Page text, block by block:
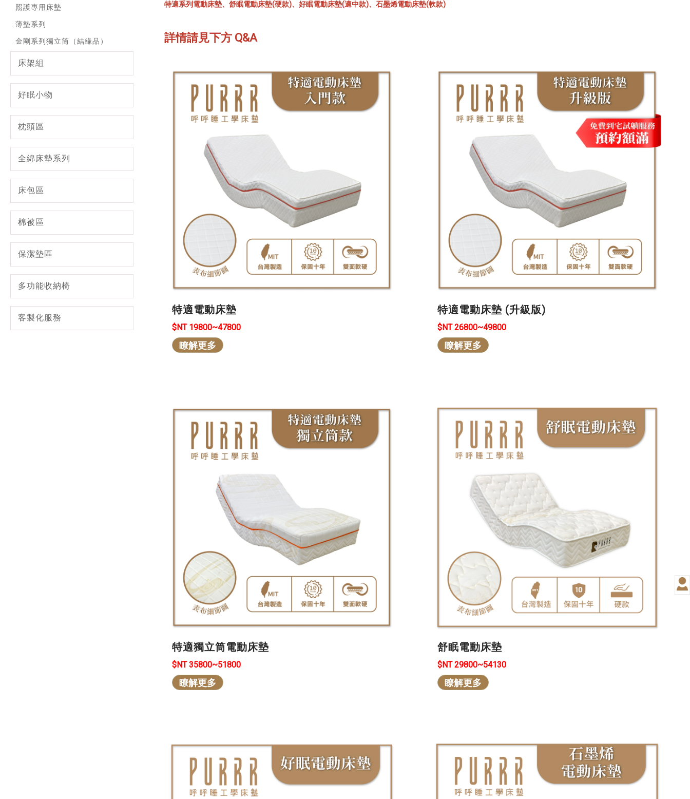
照護專用床墊
薄墊系列
金剛系列獨立筒（結緣品）
床架組
好眠小物
枕頭區
全綿床墊系列
床包區
棉被區
保潔墊區
多功能收納椅
客製化服務
特適系列電動床墊、舒眠電動床墊(硬款)、好眠電動床墊(適中款)、石墨烯電動床墊(軟款)
詳情請見下方 Q&A
特適電動床墊
$NT 19800~47800
瞭解更多
特適電動床墊 (升級版)
$NT 26800~49800
瞭解更多
特適獨立筒電動床墊
$NT 35800~51800
瞭解更多
舒眠電動床墊
$NT 29800~54130
瞭解更多